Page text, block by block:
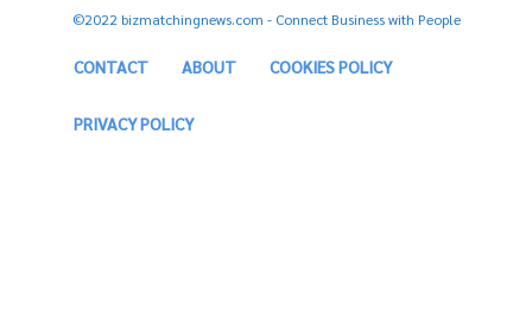
©2022 bizmatchingnews.com - Connect Business with People
CONTACT ABOUT COOKIES POLICY
PRIVACY POLICY